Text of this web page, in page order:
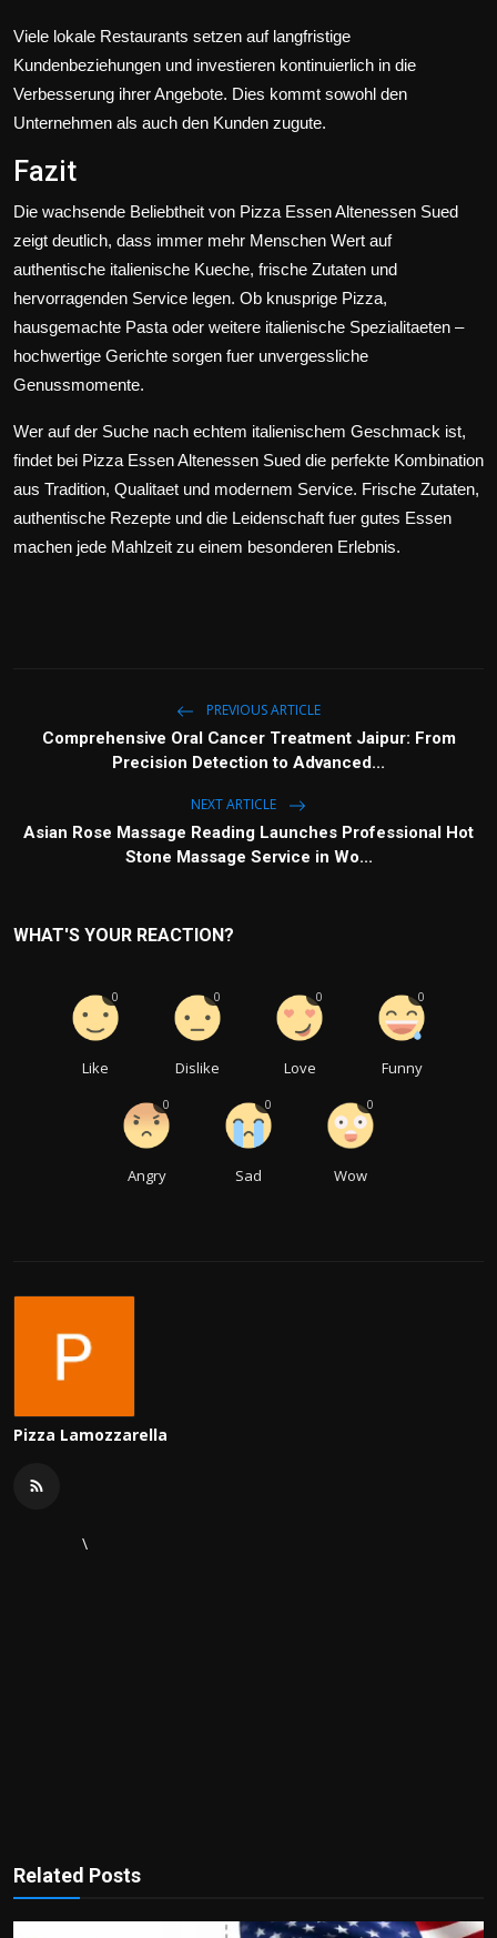
Viele lokale Restaurants setzen auf langfristige
Kundenbeziehungen und investieren kontinuierlich in die
Verbesserung ihrer Angebote. Dies kommt sowohl den
Unternehmen als auch den Kunden zugute.
Fazit
Die wachsende Beliebtheit von Pizza Essen Altenessen Sued
zeigt deutlich, dass immer mehr Menschen Wert auf
authentische italienische Kueche, frische Zutaten und
hervorragenden Service legen. Ob knusprige Pizza,
hausgemachte Pasta oder weitere italienische Spezialitaeten –
hochwertige Gerichte sorgen fuer unvergessliche
Genussmomente.
Wer auf der Suche nach echtem italienischem Geschmack ist,
findet bei Pizza Essen Altenessen Sued die perfekte Kombination
aus Tradition, Qualitaet und modernem Service. Frische Zutaten,
authentische Rezepte und die Leidenschaft fuer gutes Essen
machen jede Mahlzeit zu einem besonderen Erlebnis.
PREVIOUS ARTICLE
Comprehensive Oral Cancer Treatment Jaipur: From
Precision Detection to Advanced...
NEXT ARTICLE
Asian Rose Massage Reading Launches Professional Hot
Stone Massage Service in Wo...
WHAT'S YOUR REACTION?
Like
0
Dislike
0
Love
0
Funny
0
Angry
0
Sad
0
Wow
0
Pizza Lamozzarella
\
Related Posts